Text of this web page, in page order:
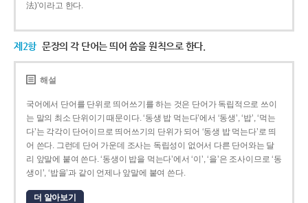
法)’이라고 한다.
제2항 문장의 각 단어는 띄어 씀을 원칙으로 한다.
해설
국어에서 단어를 단위로 띄어쓰기를 하는 것은 단어가 독립적으로 쓰이
는 말의 최소 단위이기 때문이다. ‘동생 밥 먹는다’에서 ‘동생’, ‘밥’, ‘먹는
다’는 각각이 단어이므로 띄어쓰기의 단위가 되어 ‘동생 밥 먹는다’로 띄
어 쓴다. 그런데 단어 가운데 조사는 독립성이 없어서 다른 단어와는 달
리 앞말에 붙여 쓴다. ‘동생이 밥을 먹는다’에서 ‘이’, ‘을’은 조사이므로 ‘동
생이’, ‘밥을’과 같이 언제나 앞말에 붙여 쓴다.
더 알아보기